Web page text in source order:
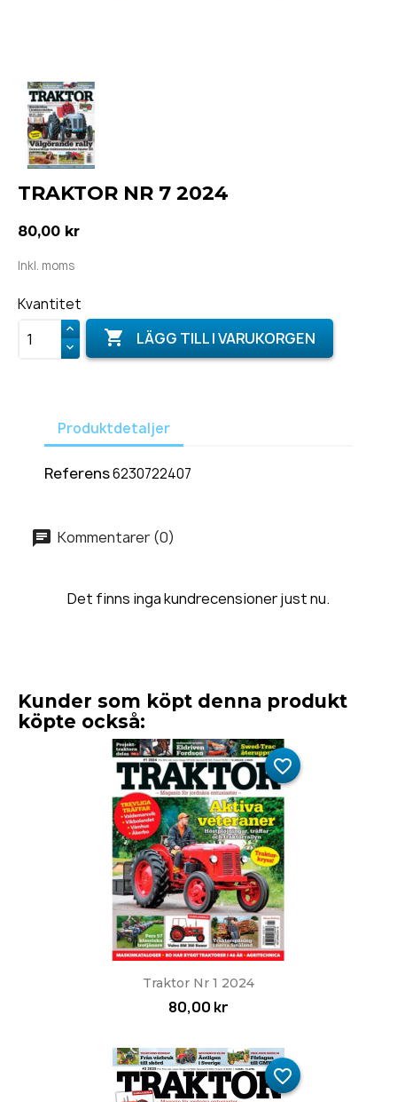
TRAKTOR NR 7 2024
80,00 kr
Inkl. moms
Kvantitet
 LÄGG TILL I VARUKORGEN
Produktdetaljer
Referens6230722407
Kommentarer (0)
Det finns inga kundrecensioner just nu.
Kunder som köpt denna produkt
köpte också:
Traktor Nr 1 2024
80,00 kr
favorite_border
favorite_border